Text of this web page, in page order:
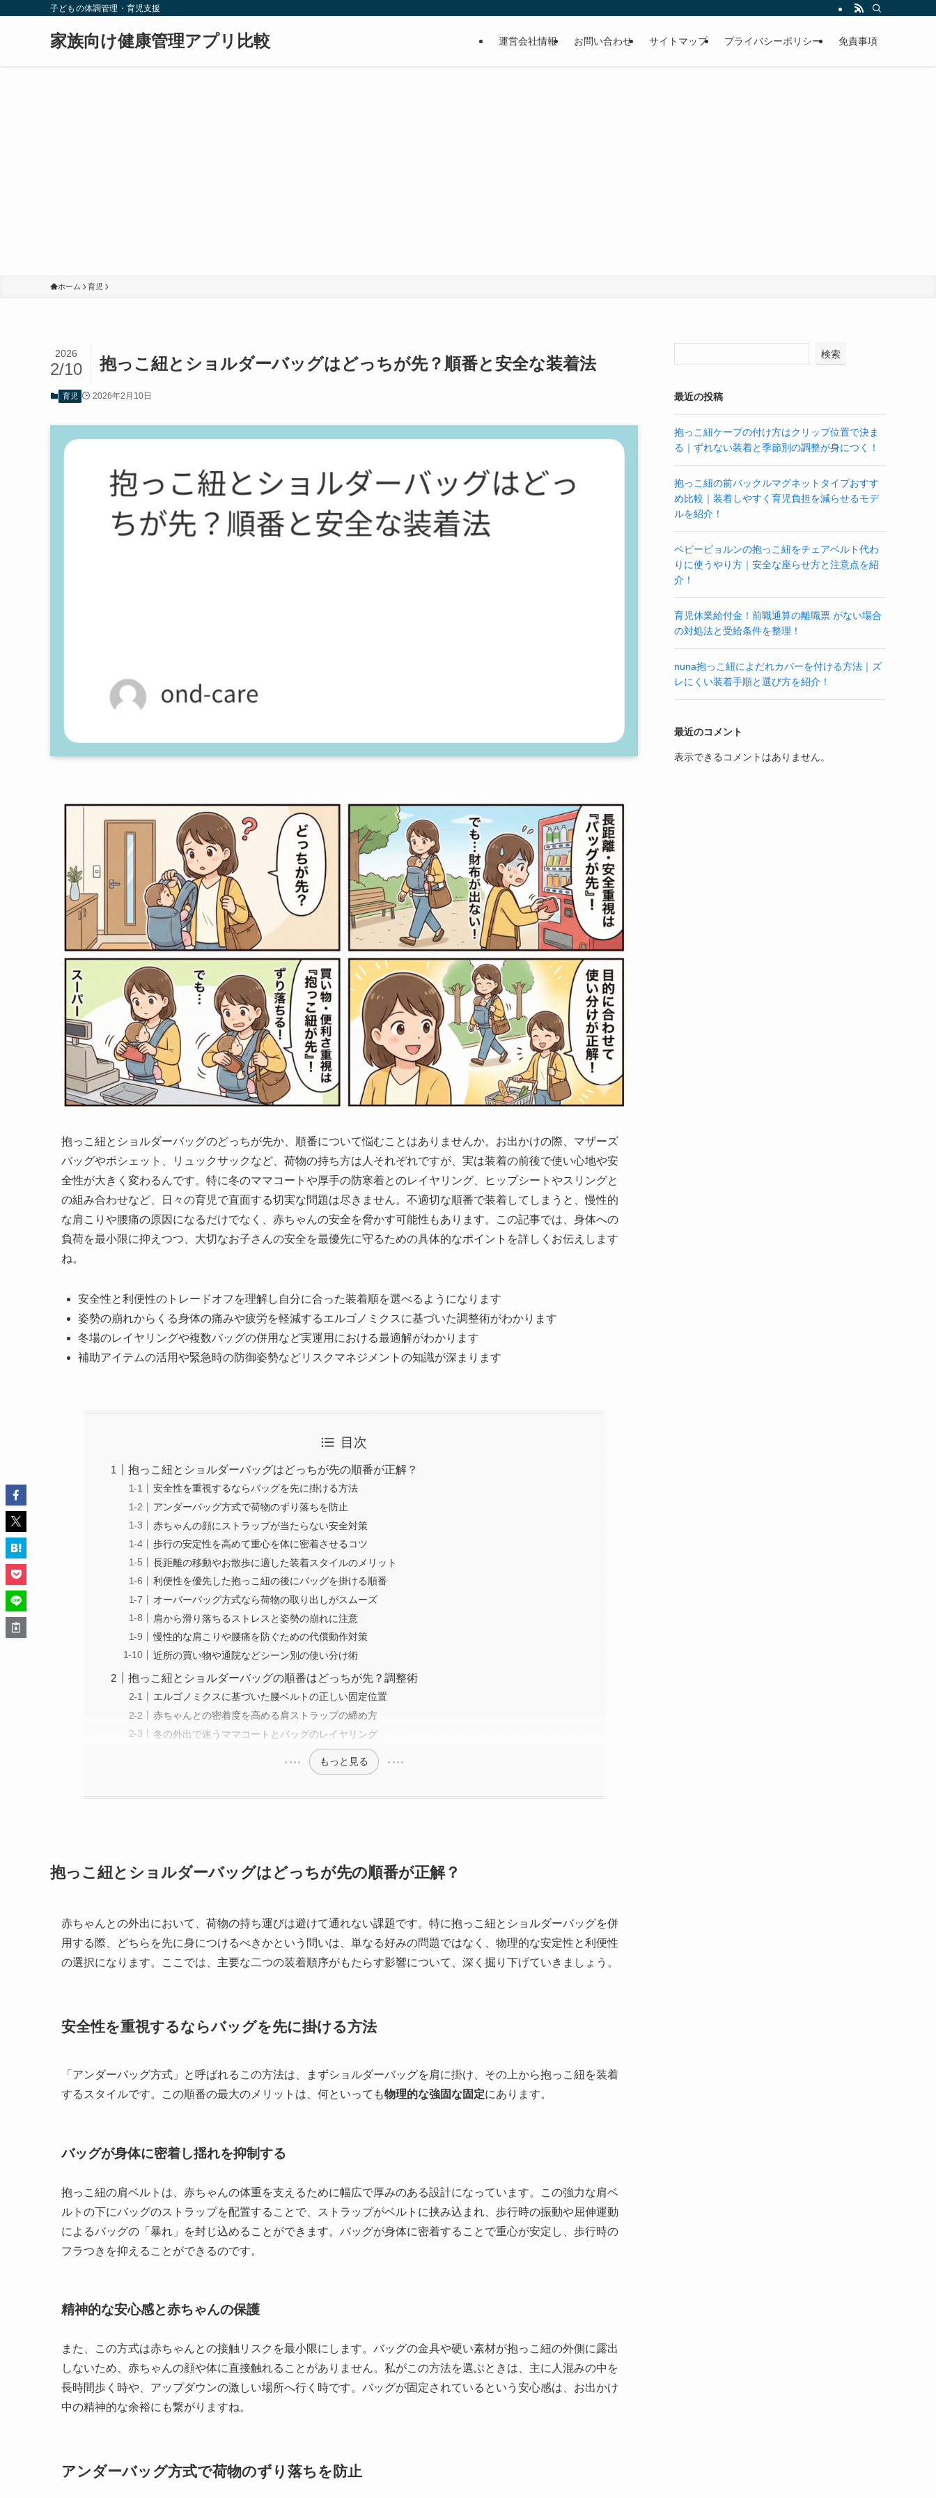
子どもの体調管理・育児支援
家族向け健康管理アプリ比較 運営会社情報 お問い合わせ サイトマップ プライバシーポリシー 免責事項
ホーム 育児
抱っこ紐とショルダーバッグはどっちが先？順番と安全な装着法
2026
2/10
育児 2026年2月10日
抱っこ紐とショルダーバッグのどっちが先か、順番について悩むことはありませんか。お出かけの際、マザーズ
バッグやポシェット、リュックサックなど、荷物の持ち方は人それぞれですが、実は装着の前後で使い心地や安
全性が大きく変わるんです。特に冬のママコートや厚手の防寒着とのレイヤリング、ヒップシートやスリングと
の組み合わせなど、日々の育児で直面する切実な問題は尽きません。不適切な順番で装着してしまうと、慢性的
な肩こりや腰痛の原因になるだけでなく、赤ちゃんの安全を脅かす可能性もあります。この記事では、身体への
負荷を最小限に抑えつつ、大切なお子さんの安全を最優先に守るための具体的なポイントを詳しくお伝えします
ね。
安全性と利便性のトレードオフを理解し自分に合った装着順を選べるようになります
姿勢の崩れからくる身体の痛みや疲労を軽減するエルゴノミクスに基づいた調整術がわかります
冬場のレイヤリングや複数バッグの併用など実運用における最適解がわかります
補助アイテムの活用や緊急時の防御姿勢などリスクマネジメントの知識が深まります
目次
抱っこ紐とショルダーバッグはどっちが先の順番が正解？
安全性を重視するならバッグを先に掛ける方法
アンダーバッグ方式で荷物のずり落ちを防止
赤ちゃんの顔にストラップが当たらない安全対策
歩行の安定性を高めて重心を体に密着させるコツ
長距離の移動やお散歩に適した装着スタイルのメリット
利便性を優先した抱っこ紐の後にバッグを掛ける順番
オーバーバッグ方式なら荷物の取り出しがスムーズ
肩から滑り落ちるストレスと姿勢の崩れに注意
慢性的な肩こりや腰痛を防ぐための代償動作対策
近所の買い物や通院などシーン別の使い分け術
抱っこ紐とショルダーバッグの順番はどっちが先？調整術
エルゴノミクスに基づいた腰ベルトの正しい固定位置
赤ちゃんとの密着度を高める肩ストラップの締め方
冬の外出で迷うママコートとバッグのレイヤリング
もっと見る
抱っこ紐とショルダーバッグはどっちが先の順番が正解？
赤ちゃんとの外出において、荷物の持ち運びは避けて通れない課題です。特に抱っこ紐とショルダーバッグを併
用する際、どちらを先に身につけるべきかという問いは、単なる好みの問題ではなく、物理的な安定性と利便性
の選択になります。ここでは、主要な二つの装着順序がもたらす影響について、深く掘り下げていきましょう。
安全性を重視するならバッグを先に掛ける方法
「アンダーバッグ方式」と呼ばれるこの方法は、まずショルダーバッグを肩に掛け、その上から抱っこ紐を装着
するスタイルです。この順番の最大のメリットは、何といっても物理的な強固な固定にあります。
バッグが身体に密着し揺れを抑制する
抱っこ紐の肩ベルトは、赤ちゃんの体重を支えるために幅広で厚みのある設計になっています。この強力な肩ベ
ルトの下にバッグのストラップを配置することで、ストラップがベルトに挟み込まれ、歩行時の振動や屈伸運動
によるバッグの「暴れ」を封じ込めることができます。バッグが身体に密着することで重心が安定し、歩行時の
フラつきを抑えることができるのです。
精神的な安心感と赤ちゃんの保護
また、この方式は赤ちゃんとの接触リスクを最小限にします。バッグの金具や硬い素材が抱っこ紐の外側に露出
しないため、赤ちゃんの顔や体に直接触れることがありません。私がこの方法を選ぶときは、主に人混みの中を
長時間歩く時や、アップダウンの激しい場所へ行く時です。バッグが固定されているという安心感は、お出かけ
中の精神的な余裕にも繋がりますね。
アンダーバッグ方式で荷物のずり落ちを防止
検索
最近の投稿
抱っこ紐ケープの付け方はクリップ位置で決ま
る｜ずれない装着と季節別の調整が身につく！
抱っこ紐の前バックルマグネットタイプおすす
め比較｜装着しやすく育児負担を減らせるモデ
ルを紹介！
ベビービョルンの抱っこ紐をチェアベルト代わ
りに使うやり方｜安全な座らせ方と注意点を紹
介！
育児休業給付金！前職通算の離職票 がない場合
の対処法と受給条件を整理！
nuna抱っこ紐によだれカバーを付ける方法｜ズ
レにくい装着手順と選び方を紹介！
最近のコメント
表示できるコメントはありません。